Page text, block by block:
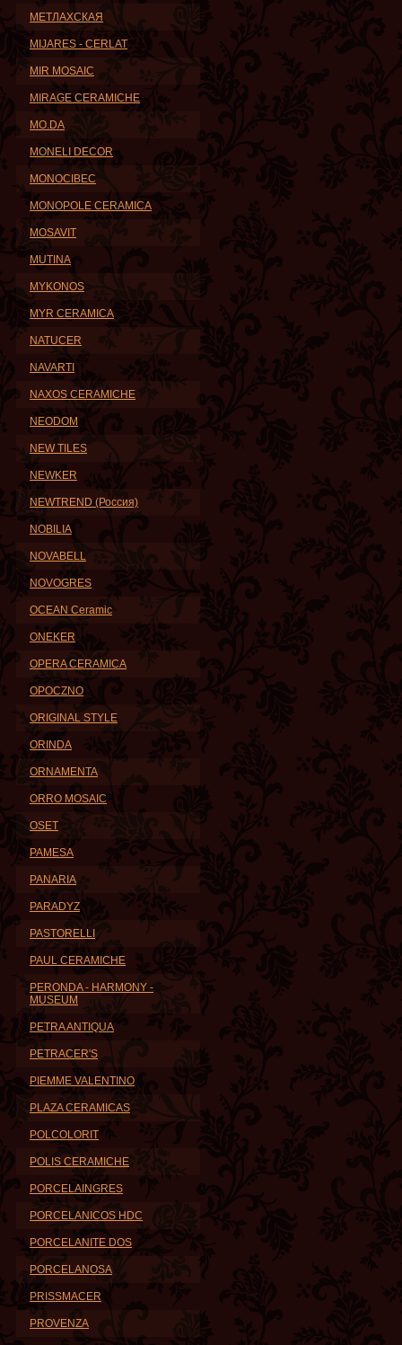
METЛАХСКАЯ
MIJARES - CERLAT
MIR MOSAIC
MIRAGE CERAMICHE
MO.DA
MONELI DECOR
MONOCIBEC
MONOPOLE CERAMICA
MOSAVIT
MUTINA
MYKONOS
MYR CERAMICA
NATUCER
NAVARTI
NAXOS CERAMICHE
NEODOM
NEW TILES
NEWKER
NEWTREND (Россия)
NOBILIA
NOVABELL
NOVOGRES
OCEAN Ceramic
ONEKER
OPERA CERAMICA
OPOCZNO
ORIGINAL STYLE
ORINDA
ORNAMENTA
ORRO MOSAIC
OSET
PAMESA
PANARIA
PARADYZ
PASTORELLI
PAUL CERAMICHE
PERONDA - HARMONY -
MUSEUM
PETRA ANTIQUA
PETRACER'S
PIEMME VALENTINO
PLAZA CERAMICAS
POLCOLORIT
POLIS CERAMICHE
PORCELAINGRES
PORCELANICOS HDC
PORCELANITE DOS
PORCELANOSA
PRISSMACER
PROVENZA